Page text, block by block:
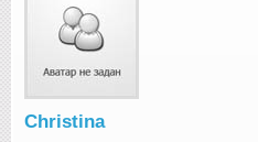
Christina